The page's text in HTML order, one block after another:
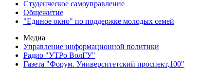
Студенческое самоуправление
Общежитие
"Единое окно" по поддержке молодых семей
Медиа
Управление информационной политики
Радио "УТРо ВолГУ"
Газета "Форум. Университетский проспект,100"